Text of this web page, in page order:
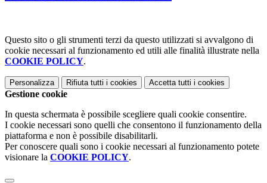
Questo sito o gli strumenti terzi da questo utilizzati si avvalgono di
cookie necessari al funzionamento ed utili alle finalità illustrate nella
COOKIE POLICY.
Personalizza Rifiuta tutti i cookies Accetta tutti i cookies
Gestione cookie
In questa schermata è possibile scegliere quali cookie consentire.
I cookie necessari sono quelli che consentono il funzionamento della
piattaforma e non è possibile disabilitarli.
Per conoscere quali sono i cookie necessari al funzionamento potete
visionare la COOKIE POLICY.